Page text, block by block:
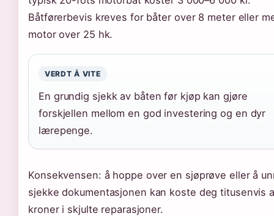
Båtførerbevis kreves for båter over 8 meter eller
motor over 25 hk.
VERDT Å VITE
En grundig sjekk av båten før kjøp kan gjøre
forskjellen mellom en god investering og en dyr
lærepenge.
Konsekvensen: å hoppe over en sjøprøve eller å
sjekke dokumentasjonen kan koste deg titusenvis
kroner i skjulte reparasjoner.